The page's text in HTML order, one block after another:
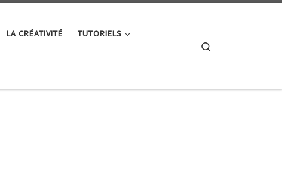
LA CRÉATIVITÉ TUTORIELS